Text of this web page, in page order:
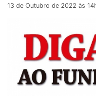
13 de Outubro de 2022 às